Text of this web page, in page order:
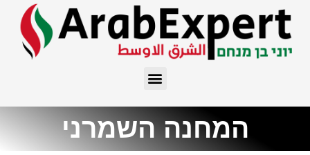
המחנה השמרני